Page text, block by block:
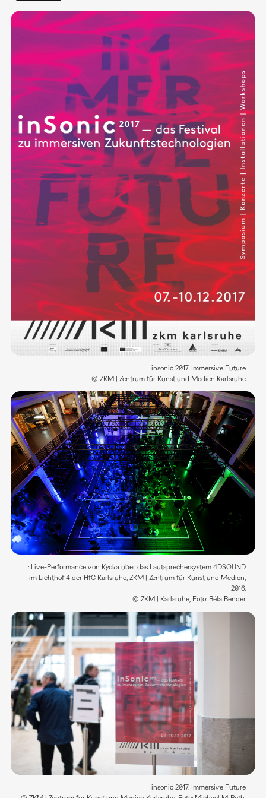
insonic 2017. Immersive Future
© ZKM | Zentrum für Kunst und Medien Karlsruhe
: Live-Performance von Kyoka über das Lautsprechersystem 4DSOUND
im Lichthof 4 der HfG Karlsruhe, ZKM | Zentrum für Kunst und Medien,
2016.
© ZKM | Karlsruhe, Foto: Béla Bender
insonic 2017. Immersive Future